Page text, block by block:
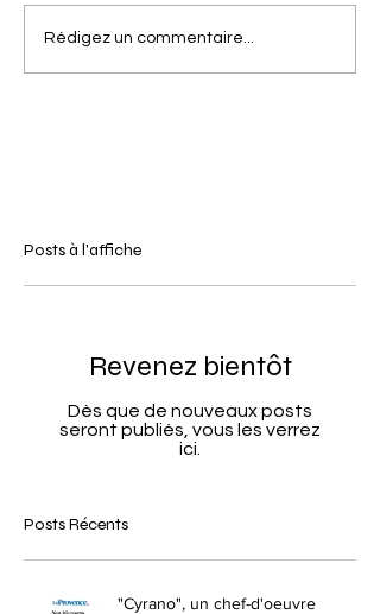
Rédigez un commentaire...
Posts à l'affiche
Revenez bientôt
Dès que de nouveaux posts
seront publiés, vous les verrez
ici.
Posts Récents
"Cyrano", un chef-d'oeuvre